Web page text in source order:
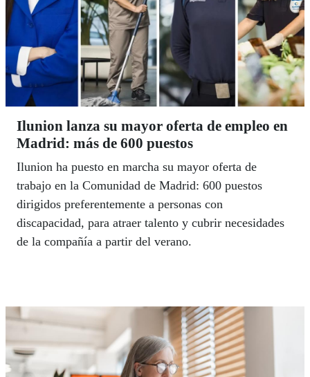
Ilunion lanza su mayor oferta de empleo en
Madrid: más de 600 puestos
Ilunion ha puesto en marcha su mayor oferta de
trabajo en la Comunidad de Madrid: 600 puestos
dirigidos preferentemente a personas con
discapacidad, para atraer talento y cubrir necesidades
de la compañía a partir del verano.